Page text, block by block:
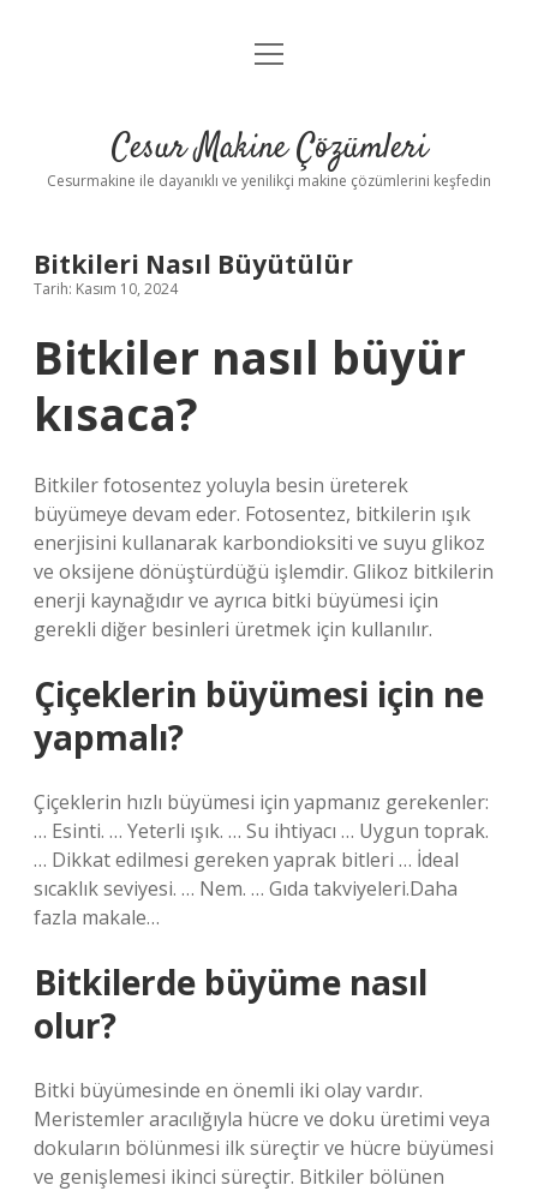
Anasayfa
Yasal Uyarı
menüyü
Cesur Makine Çözümleri
Cesurmakine ile dayanıklı ve yenilikçi makine çözümlerini keşfedin
Bitkileri Nasıl Büyütülür
Tarih: Kasım 10, 2024
Bitkiler nasıl büyür
kısaca?
Bitkiler fotosentez yoluyla besin üreterek
büyümeye devam eder. Fotosentez, bitkilerin ışık
enerjisini kullanarak karbondioksiti ve suyu glikoz
ve oksijene dönüştürdüğü işlemdir. Glikoz bitkilerin
enerji kaynağıdır ve ayrıca bitki büyümesi için
gerekli diğer besinleri üretmek için kullanılır.
Çiçeklerin büyümesi için ne
yapmalı?
Çiçeklerin hızlı büyümesi için yapmanız gerekenler:
… Esinti. … Yeterli ışık. … Su ihtiyacı … Uygun toprak.
… Dikkat edilmesi gereken yaprak bitleri … İdeal
sıcaklık seviyesi. … Nem. … Gıda takviyeleri.Daha
fazla makale…
Bitkilerde büyüme nasıl
olur?
Bitki büyümesinde en önemli iki olay vardır.
Meristemler aracılığıyla hücre ve doku üretimi veya
dokuların bölünmesi ilk süreçtir ve hücre büyümesi
ve genişlemesi ikinci süreçtir. Bitkiler bölünen